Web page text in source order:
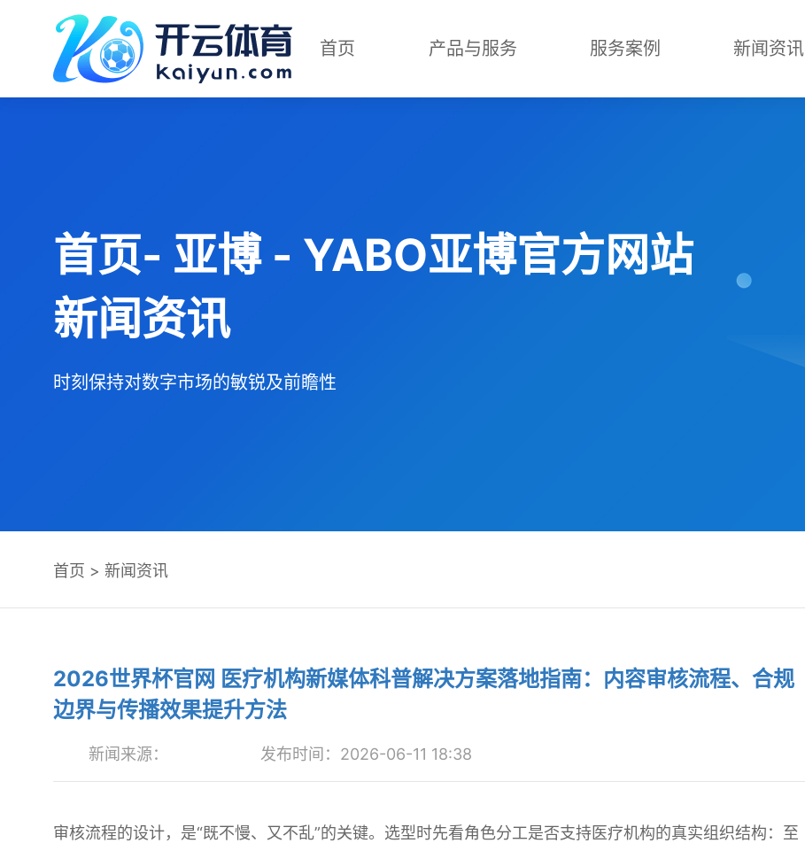
首页 产品与服务 服务案例 新闻资讯
首页- 亚博 - YABO亚博官方网站
新闻资讯
时刻保持对数字市场的敏锐及前瞻性
首页 > 新闻资讯
2026世界杯官网 医疗机构新媒体科普解决方案落地指南：内容审核流程、合规
边界与传播效果提升方法
新闻来源： 发布时间：2026-06-11 18:38
审核流程的设计，是“既不慢、又不乱”的关键。选型时先看角色分工是否支持医疗机构的真实组织结构：至